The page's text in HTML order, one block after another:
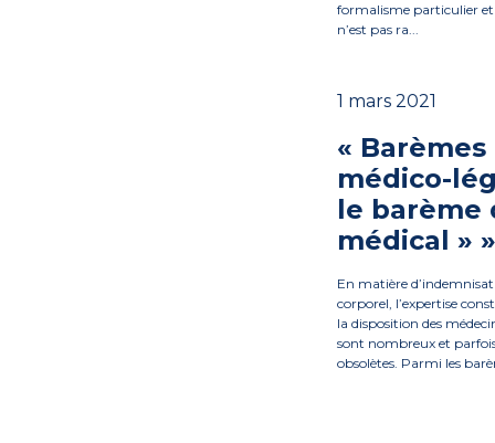
formalisme particulier et
n’est pas ra...
1 mars 2021
«
médico-
le barème
médical » »
En matière
corporel, l’expertise
la disposition des
sont nombreux et
obsolètes. Parmi les